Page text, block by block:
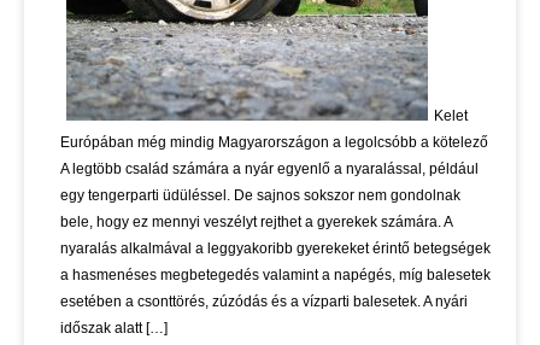
Kelet
Európában még mindig Magyarországon a legolcsóbb a kötelező
A legtöbb család számára a nyár egyenlő a nyaralással, például
egy tengerparti üdüléssel. De sajnos sokszor nem gondolnak
bele, hogy ez mennyi veszélyt rejthet a gyerekek számára. A
nyaralás alkalmával a leggyakoribb gyerekeket érintő betegségek
a hasmenéses megbetegedés valamint a napégés, míg balesetek
esetében a csonttörés, zúzódás és a vízparti balesetek. A nyári
időszak alatt […]